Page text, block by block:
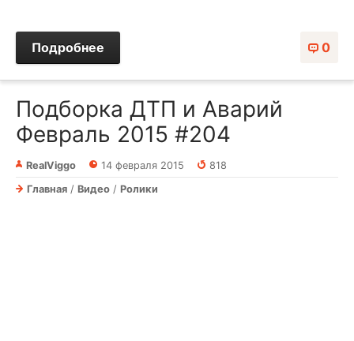
0
Подробнее
Подборка ДТП и Аварий
Февраль 2015 #204
RealViggo 14 февраля 2015
818
Главная / Видео / Ролики